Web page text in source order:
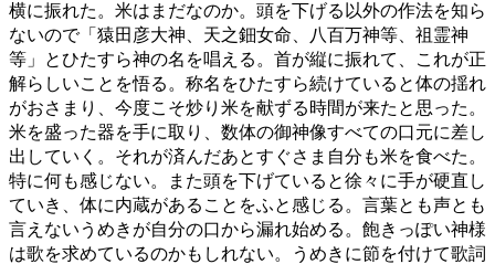
横に振れた。米はまだなのか。頭を下げる以外の作法を知ら
ないので「猿田彦大神、天之鈿女命、八百万神等、祖霊神
等」とひたすら神の名を唱える。首が縦に振れて、これが正
解らしいことを悟る。称名をひたすら続けていると体の揺れ
がおさまり、今度こそ炒り米を献ずる時間が来たと思った。
米を盛った器を手に取り、数体の御神像すべての口元に差し
出していく。それが済んだあとすぐさま自分も米を食べた。
特に何も感じない。また頭を下げていると徐々に手が硬直し
ていき、体に内蔵があることをふと感じる。言葉とも声とも
言えないうめきが自分の口から漏れ始める。飽きっぽい神様
は歌を求めているのかもしれない。うめきに節を付けて歌詞